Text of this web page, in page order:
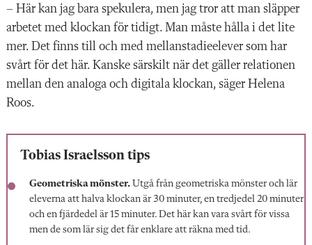
– Här kan jag bara spekulera, men jag tror att man släpper
arbetet med klockan för tidigt. Man måste hålla i det lite
mer. Det finns till och med mellanstadieelever som har
svårt för det här. Kanske särskilt när det gäller relationen
mellan den analoga och digitala klockan, säger Helena
Roos.
Tobias Israelsson tips
Geometriska mönster. Utgå från geometriska mönster och lär
eleverna att halva klockan är 30 minuter, en tredjedel 20 minuter
och en fjärdedel är 15 minuter. Det här kan vara svårt för vissa
men de som lär sig det får enklare att räkna med tid.